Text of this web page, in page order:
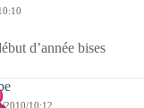
d’année bises
2010/10:12